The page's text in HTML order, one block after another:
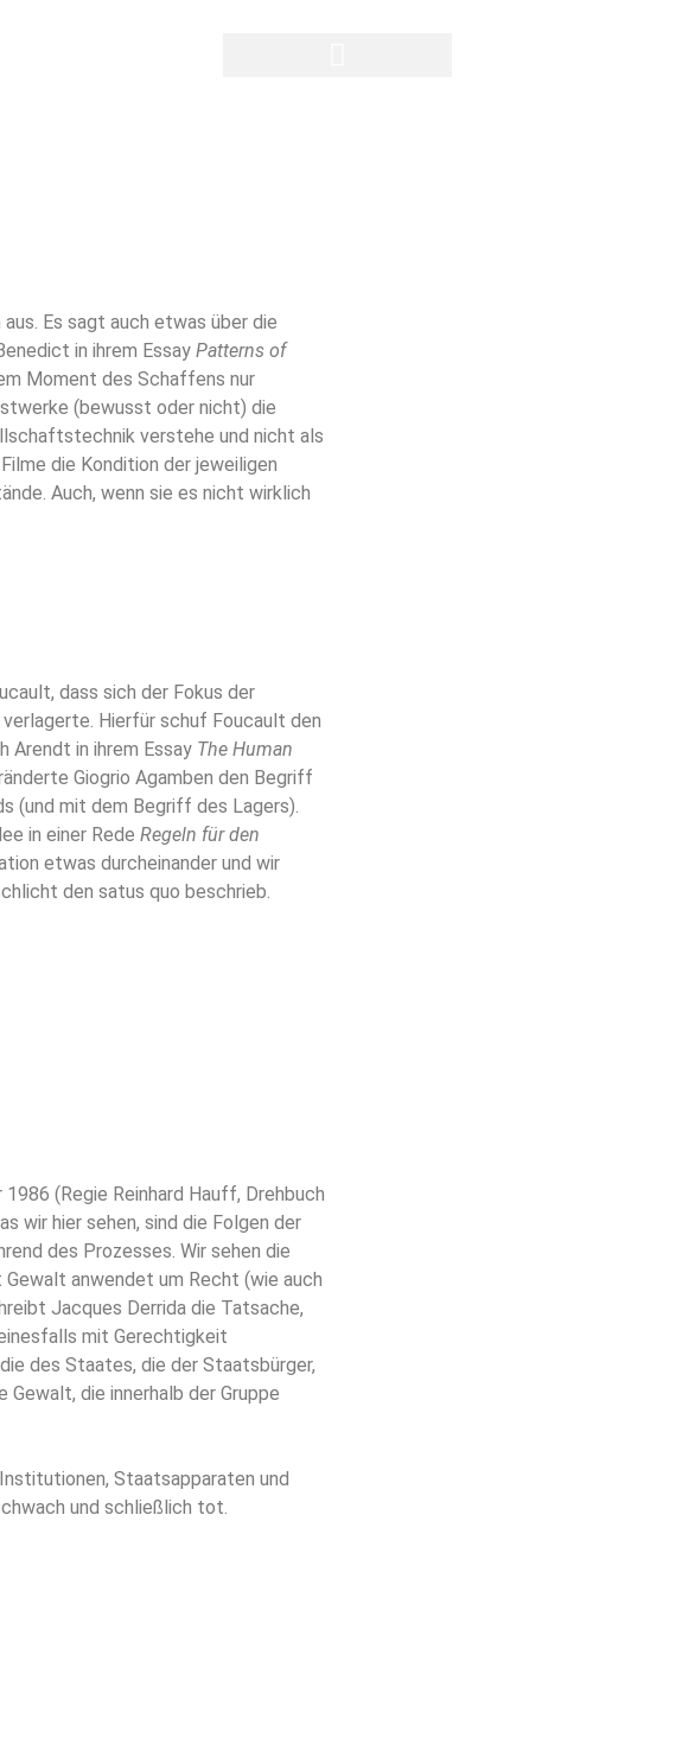
Es sagt auch etwas über die
in ihrem Essay Patterns of
Moment des Schaffens nur
(bewusst oder nicht) die
verstehe und nicht als
die Kondition der jeweiligen
Auch, wenn sie es nicht wirklich
dass sich der Fokus der
Hierfür schuf Foucault den
Arendt in ihrem Essay The Human
Giogrio Agamben den Begriff
(und mit dem Begriff des Lagers).
in einer Rede Regeln für den
etwas durcheinander und wir
den satus quo beschrieb.
1986 (Regie Reinhard Hauff, Drehbuch
wir hier sehen, sind die Folgen der
des Prozesses. Wir sehen die
anwendet um Recht (wie auch
Jacques Derrida die Tatsache,
mit Gerechtigkeit
des Staates, die der Staatsbürger,
die innerhalb der Gruppe
Staatsapparaten und
und schließlich tot.